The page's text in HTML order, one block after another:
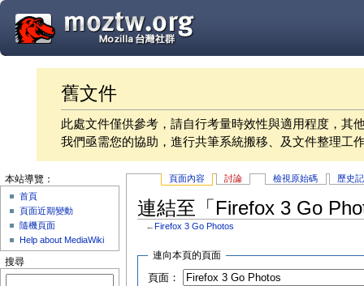
舊文件
此處文件僅供參考，請自行考量時效性與適用程度，其
我們亟需您的協助，進行共筆系統搬移、及文件整理工
頁面內容 討論 檢視原始碼 歷史
連結至「Firefox 3 Go
← Firefox 3 Go Photos
連向本頁的頁面
頁面：
本站導覽：
首頁
頁面近期變動
隨機頁面
Help about MediaWiki
搜尋